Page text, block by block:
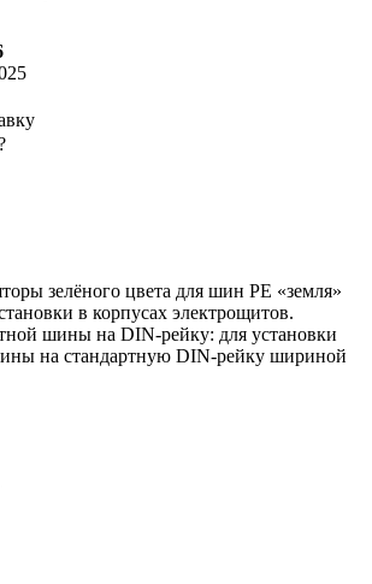
зелёного цвета для шин PE «земля»
в корпусах электрощитов.
шины на DIN-рейку: для установки
на стандартную DIN-рейку шириной